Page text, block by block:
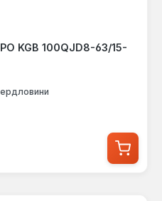
KGB 100QJD8-63/15-